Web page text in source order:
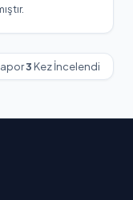
3 Kez İncelendi